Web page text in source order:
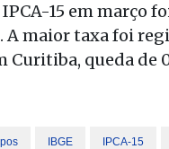
15 em março
A maior taxa foi
Curitiba, queda de
IBGE IPCA-15